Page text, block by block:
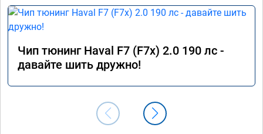
Чип тюнинг Haval F7 (F7x) 2.0 190 лс -
давайте шить дружно!